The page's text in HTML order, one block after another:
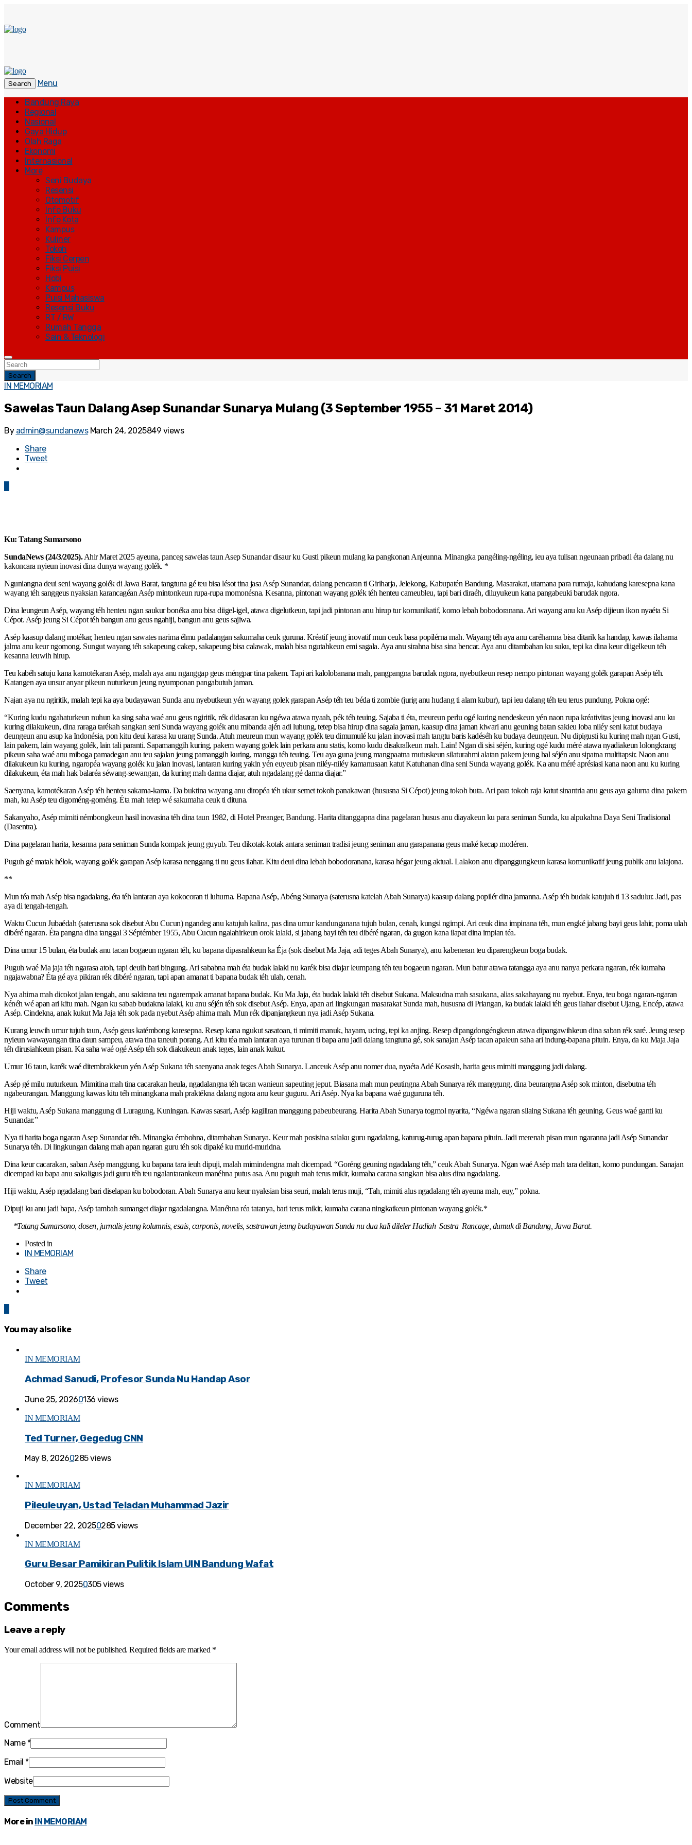
Search
Menu
Bandung Raya
Regional
Nasional
Gaya Hidup
Olah Raga
Ekonomi
Internasional
More
Seni Budaya
Resensi
Otomotif
Info Buku
Info Kota
Kampus
Kuliner
Tokoh
Fiksi Cerpen
Fiksi Puisi
Hobi
Kampus
Puisi Mahasiswa
Resensi Buku
RT / RW
Rumah Tangga
Sain & Teknologi
Search
IN MEMORIAM
Sawelas Taun Dalang Asep Sunandar Sunarya Mulang (3 September 1955 – 31 Maret 2014)
By admin@sundanews March 24, 2025849 views
Share
Tweet
Ku: Tatang Sumarsono
SundaNews (24/3/2025).Ahir Maret 2025 ayeuna, panceg sawelas taun Asep Sunandar disaur ku Gusti pikeun mulang ka pangkonan Anjeunna. Minangka pangéling-ngéling, ieu aya tulisan ngeunaan pribadi éta dalang nu
kakoncara nyieun inovasi dina dunya wayang golék. *
Nguniangna deui seni wayang golék di Jawa Barat, tangtuna gé teu bisa lésot tina jasa Asép Sunandar, dalang pencaran ti Giriharja, Jelekong, Kabupatén Bandung. Masarakat, utamana para rumaja, kahudang karesepna kana
wayang téh sanggeus nyaksian karancagéan Asép mintonkeun rupa-rupa momonésna. Kesanna, pintonan wayang golék téh henteu cameubleu, tapi bari diraéh, diluyukeun kana pangabeuki barudak ngora.
Dina leungeun Asép, wayang téh henteu ngan saukur bonéka anu bisa diigel-igel, atawa digelutkeun, tapi jadi pintonan anu hirup tur komunikatif, komo lebah bobodoranana. Ari wayang anu ku Asép dijieun ikon nyaéta Si
Cépot. Asép jeung Si Cépot téh bangun anu geus ngahiji, bangun anu geus sajiwa.
Asép kaasup dalang motékar, henteu ngan sawates narima élmu padalangan sakumaha ceuk guruna. Kréatif jeung inovatif mun ceuk basa popilérna mah. Wayang téh aya anu caréhamna bisa ditarik ka handap, kawas ilaharna
jalma anu keur ngomong. Sungut wayang téh sakapeung cakep, sakapeung bisa calawak, malah bisa ngutahkeun emi sagala. Aya anu sirahna bisa sina bencar. Aya anu ditambahan ku suku, tepi ka dina keur diigelkeun téh
kesanna leuwih hirup.
Teu kabéh satuju kana kamotékaran Asép, malah aya anu nganggap geus méngpar tina pakem. Tapi ari kalolobanana mah, pangpangna barudak ngora, nyebutkeun resep nempo pintonan wayang golék garapan Asép téh.
Katangen aya unsur anyar pikeun nuturkeun jeung nyumponan pangabutuh jaman.
Najan aya nu ngiritik, malah tepi ka aya budayawan Sunda anu nyebutkeun yén wayang golek garapan Asép téh teu béda ti zombie (jurig anu hudang ti alam kubur), tapi ieu dalang téh teu terus pundung. Pokna ogé:
“Kuring kudu ngahaturkeun nuhun ka sing saha waé anu geus ngiritik, rék didasaran ku ngéwa atawa nyaah, pék téh teuing. Sajaba ti éta, meureun perlu ogé kuring nendeskeun yén naon rupa kréativitas jeung inovasi anu ku
kuring dilakukeun, dina raraga tarékah sangkan seni Sunda wayang golék anu mibanda ajén adi luhung, tetep bisa hirup dina sagala jaman, kaasup dina jaman kiwari anu geuning batan sakieu loba niléy seni katut budaya
deungeun anu asup ka Indonésia, pon kitu deui karasa ku urang Sunda. Atuh meureun mun wayang golék teu dimumulé ku jalan inovasi mah tangtu baris kadéséh ku budaya deungeun. Nu dipigusti ku kuring mah ngan Gusti,
lain pakem, lain wayang golék, lain tali paranti. Sapamanggih kuring, pakem wayang golek lain perkara anu statis, komo kudu disakralkeun mah. Lain! Ngan di sisi séjén, kuring ogé kudu méré atawa nyadiakeun lolongkrang
pikeun saha waé anu miboga pamadegan anu teu sajalan jeung pamanggih kuring, mangga téh teuing. Teu aya guna jeung mangpaatna mutuskeun silaturahmi alatan pakem jeung hal séjén anu sipatna multitapsir. Naon anu
dilakukeun ku kuring, ngaropéa wayang golék ku jalan inovasi, lantaran kuring yakin yén euyeub pisan niléy-niléy kamanusaan katut Katuhanan dina seni Sunda wayang golék. Ka anu méré aprésiasi kana naon anu ku kuring
dilakukeun, éta mah hak balaréa séwang-sewangan, da kuring mah darma diajar, atuh ngadalang gé darma diajar.”
Saenyana, kamotékaran Asép téh henteu sakama-kama. Da buktina wayang anu diropéa téh ukur semet tokoh panakawan (hususna Si Cépot) jeung tokoh buta. Ari para tokoh raja katut sinantria anu geus aya galurna dina pakem
mah, ku Asép teu digoméng-goméng. Éta mah tetep wé sakumaha ceuk ti dituna.
Sakanyaho, Asép mimiti némbongkeun hasil inovasina téh dina taun 1982, di Hotel Preanger, Bandung. Harita ditanggapna dina pagelaran husus anu diayakeun ku para seniman Sunda, ku alpukahna Daya Seni Tradisional
(Dasentra).
Dina pagelaran harita, kesanna para seniman Sunda kompak jeung guyub. Teu dikotak-kotak antara seniman tradisi jeung seniman anu garapanana geus maké kecap modéren.
Puguh gé matak hélok, wayang golék garapan Asép karasa nenggang ti nu geus ilahar. Kitu deui dina lebah bobodoranana, karasa hégar jeung aktual. Lalakon anu dipanggungkeun karasa komunikatif jeung publik anu lalajona.
**
Mun téa mah Asép bisa ngadalang, éta téh lantaran aya kokocoran ti luhurna. Bapana Asép, Abéng Sunarya (saterusna katelah Abah Sunarya) kaasup dalang popilér dina jamanna. Asép téh budak katujuh ti 13 sadulur. Jadi, pas
aya di tengah-tengah.
Waktu Cucun Jubaédah (saterusna sok disebut Abu Cucun) ngandeg anu katujuh kalina, pas dina umur kandunganana tujuh bulan, cenah, kungsi ngimpi. Ari ceuk dina impinana téh, mun engké jabang bayi geus lahir, poma ulah
dibéré ngaran. Éta pangna dina tanggal 3 Séptémber 1955, Abu Cucun ngalahirkeun orok lalaki, si jabang bayi téh teu dibéré ngaran, da gugon kana ilapat dina impian téa.
Dina umur 15 bulan, éta budak anu tacan bogaeun ngaran téh, ku bapana dipasrahkeun ka Éja (sok disebut Ma Jaja, adi teges Abah Sunarya), anu kabeneran teu diparengkeun boga budak.
Puguh waé Ma jaja téh ngarasa atoh, tapi deuih bari bingung. Ari sababna mah éta budak lalaki nu karék bisa diajar leumpang téh teu bogaeun ngaran. Mun batur atawa tatangga aya anu nanya perkara ngaran, rék kumaha
ngajawabna? Éta gé aya pikiran rék dibéré ngaran, tapi apan amanat ti bapana budak téh ulah, cenah.
Nya ahirna mah dicokot jalan tengah, anu sakirana teu ngarempak amanat bapana budak. Ku Ma Jaja, éta budak lalaki téh disebut Sukana. Maksudna mah sasukana, alias sakahayang nu nyebut. Enya, teu boga ngaran-ngaran
kénéh wé apan ari kitu mah. Ngan ku sabab budakna lalaki, ku anu séjén téh sok disebut Asép. Enya, apan ari lingkungan masarakat Sunda mah, hususna di Priangan, ka budak lalaki téh geus ilahar disebut Ujang, Encép, atawa
Asép. Cindekna, anak kukut Ma Jaja téh sok pada nyebut Asép ahirna mah. Mun rék dipanjangkeun nya jadi Asép Sukana.
Kurang leuwih umur tujuh taun, Asép geus katémbong karesepna. Resep kana ngukut sasatoan, ti mimiti manuk, hayam, ucing, tepi ka anjing. Resep dipangdongéngkeun atawa dipangawihkeun dina saban rék saré. Jeung resep
nyieun wawayangan tina daun sampeu, atawa tina taneuh porang. Ari kitu téa mah lantaran aya turunan ti bapa anu jadi dalang tangtuna gé, sok sanajan Asép tacan apaleun saha ari indung-bapana pituin. Enya, da ku Maja Jaja
téh dirusiahkeun pisan. Ka saha waé ogé Asép téh sok diakukeun anak teges, lain anak kukut.
Umur 16 taun, karék waé ditembrakkeun yén Asép Sukana téh saenyana anak teges Abah Sunarya. Lanceuk Asép anu nomer dua, nyaéta Adé Kosasih, harita geus mimiti manggung jadi dalang.
Asép gé milu nuturkeun. Mimitina mah tina cacarakan heula, ngadalangna téh tacan wanieun sapeuting jeput. Biasana mah mun peutingna Abah Sunarya rék manggung, dina beurangna Asép sok minton, disebutna téh
ngabeurangan. Manggung kawas kitu téh minangkana mah praktékna dalang ngora anu keur guguru. Ari Asép. Nya ka bapana waé guguruna téh.
Hiji waktu, Asép Sukana manggung di Luragung, Kuningan. Kawas sasari, Asép kagiliran manggung pabeubeurang. Harita Abah Sunarya togmol nyarita, “Ngéwa ngaran silaing Sukana téh geuning. Geus waé ganti ku
Sunandar.”
Nya ti harita boga ngaran Asep Sunandar téh. Minangka émbohna, ditambahan Sunarya. Keur mah posisina salaku guru ngadalang, katurug-turug apan bapana pituin. Jadi merenah pisan mun ngaranna jadi Asép Sunandar
Sunarya téh. Di lingkungan dalang mah apan ngaran guru téh sok dipaké ku murid-muridna.
Dina keur cacarakan, saban Asép manggung, ku bapana tara ieuh dipuji, malah mimindengna mah dicempad. “Goréng geuning ngadalang téh,” ceuk Abah Sunarya. Ngan waé Asép mah tara delitan, komo pundungan. Sanajan
dicempad ku bapa anu sakaligus jadi guru téh teu ngalantarankeun manéhna putus asa. Anu puguh mah terus mikir, kumaha carana sangkan bisa alus dina ngadalang.
Hiji waktu, Asép ngadalang bari diselapan ku bobodoran. Abah Sunarya anu keur nyaksian bisa seuri, malah terus muji, “Tah, mimiti alus ngadalang téh ayeuna mah, euy,” pokna.
Dipuji ku anu jadi bapa, Asép tambah sumanget diajar ngadalangna. Manéhna réa tatanya, bari terus mikir, kumaha carana ningkatkeun pintonan wayang golék.*
*Tatang Sumarsono, dosen, jurnalis jeung kolumnis, esais, carponis, novelis, sastrawan jeung budayawan Sunda nu dua kali dileler Hadiah Sastra Rancage, dumuk di Bandung, Jawa Barat.
Posted in
IN MEMORIAM
Share
Tweet
You may also like
IN MEMORIAM
Achmad Sanudi, Profesor Sunda Nu Handap Asor
June 25, 20260136 views
IN MEMORIAM
Ted Turner, Gegedug CNN
May 8, 20260285 views
IN MEMORIAM
Pileuleuyan, Ustad Teladan Muhammad Jazir
December 22, 20250285 views
IN MEMORIAM
Guru Besar Pamikiran Pulitik Islam UIN Bandung Wafat
October 9, 20250305 views
Comments
Leave a reply
Your email address will not be published. Required fields are marked *
Comment
Name *
Email *
Website
More in IN MEMORIAM